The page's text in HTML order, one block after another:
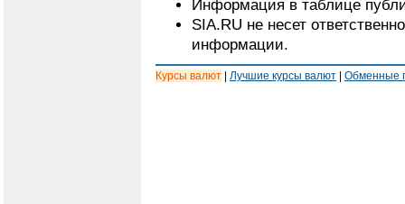
Информация в таблице
SIA.RU не несет
информации.
Курсы валют Лучшие курсы валют Обменные